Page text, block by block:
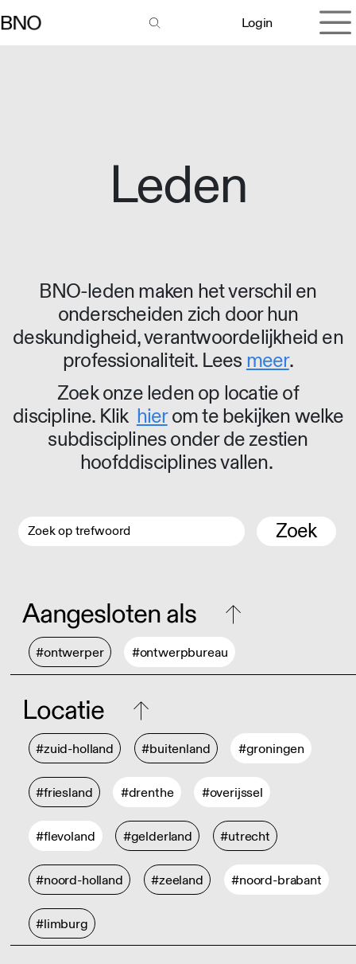
Login
Leden
BNO-leden maken het verschil en
onderscheiden zich door hun
deskundigheid, verantwoordelijkheid en
professionaliteit. Lees meer.
Zoek onze leden op locatie of
discipline. Klik hierom te bekijken welke
subdisciplines onder de zestien
hoofddisciplines vallen.
Zoek
Aangesloten als
#ontwerper #ontwerpbureau
Locatie
#zuid-holland #buitenland #groningen
#friesland #drenthe #overijssel
#flevoland #gelderland #utrecht
#noord-holland #zeeland #noord-brabant
#limburg